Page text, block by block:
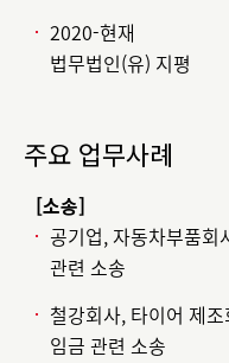
2020-현재
법무법인(유) 지평
주요 업무사례
[소송]
공기업, 자동차부품회
관련 소송
철강회사, 타이어 제
임금 관련 소송